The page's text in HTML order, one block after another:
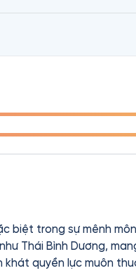
biệt trong sự mênh
Thái Bình Dương,
quyền lực muôn